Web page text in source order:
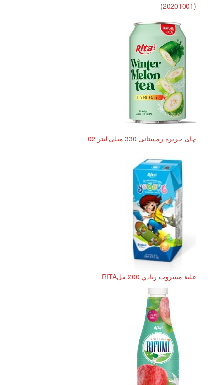
(20201001)
چای خربزه زمستانی 330 میلی لیتر 02
علبة مشروب زبادي 200 ملRITA